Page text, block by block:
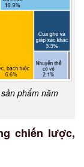
phẩm năm
chiến lược,